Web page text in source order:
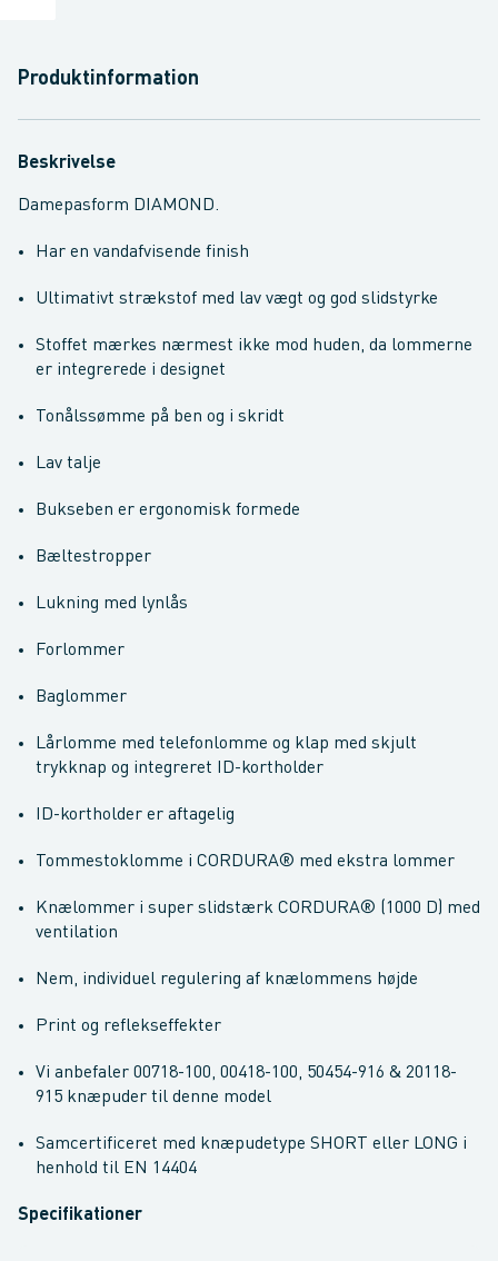
Produktinformation
Beskrivelse
Damepasform DIAMOND.
Har en vandafvisende finish
Ultimativt strækstof med lav vægt og god slidstyrke
Stoffet mærkes nærmest ikke mod huden, da lommerne
er integrerede i designet
Tonålssømme på ben og i skridt
Lav talje
Bukseben er ergonomisk formede
Bæltestropper
Lukning med lynlås
Forlommer
Baglommer
Lårlomme med telefonlomme og klap med skjult
trykknap og integreret ID-kortholder
ID-kortholder er aftagelig
Tommestoklomme i CORDURA® med ekstra lommer
Knælommer i super slidstærk CORDURA® (1000 D) med
ventilation
Nem, individuel regulering af knælommens højde
Print og reflekseffekter
Vi anbefaler 00718-100, 00418-100, 50454-916 & 20118-
915 knæpuder til denne model
Samcertificeret med knæpudetype SHORT eller LONG i
henhold til EN 14404
Specifikationer